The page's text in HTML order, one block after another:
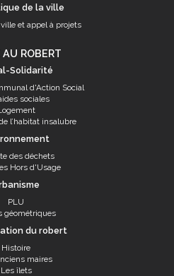
de la ville
et appel à projets
AU ROBERT
Solidarité
d'Action Social
sociales
l’habitat insalubre
des déchets
Hors d'Usage
PLU
géométriques
du robert
Histoire
maires
Les îlets